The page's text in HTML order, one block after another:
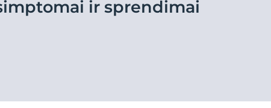
Hyaluron-Filler - Visos
Apsauga nuo saulės
ir sprendimai